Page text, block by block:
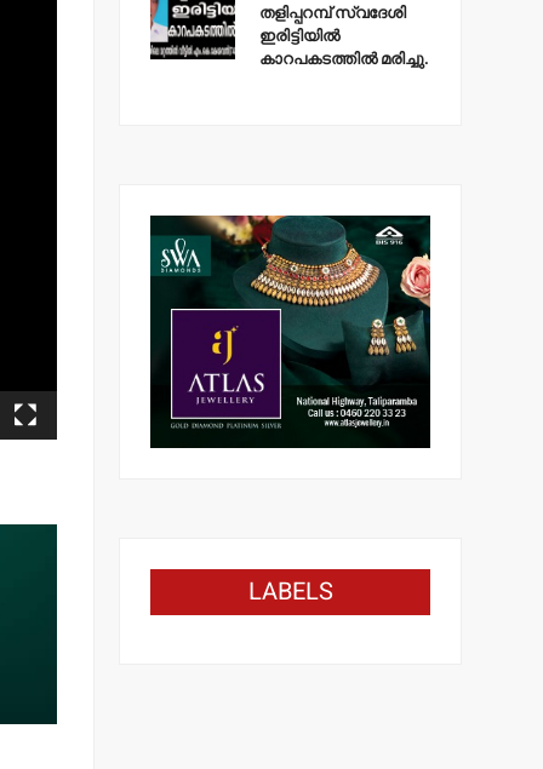
തളിപ്പറമ്പ് സ്വദേശി
ഇരിട്ടിയില്‍
കാറപകടത്തില്‍ മരിച്ചു.
LABELS